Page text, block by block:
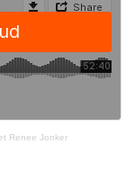
Renee Jonker